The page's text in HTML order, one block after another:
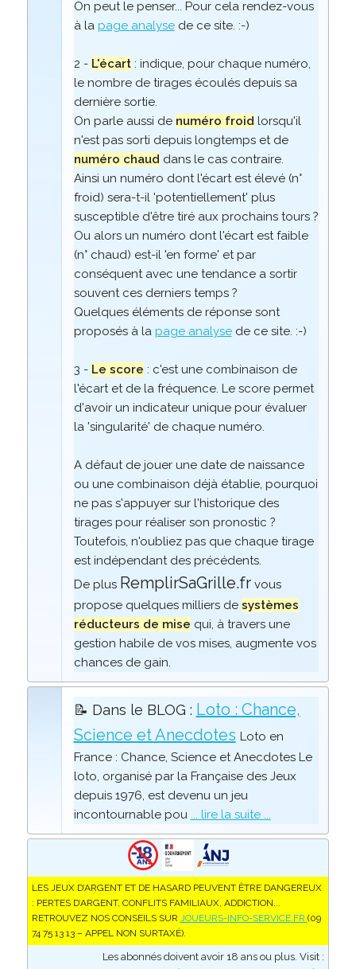
On peut le penser... Pour cela rendez-vous
à la page analysede ce site. :-)
2 - L'écart: indique, pour chaque numéro,
le nombre de tirages écoulés depuis sa
dernière sortie.
On parle aussi de numéro froid lorsqu'il
n'est pas sorti depuis longtemps et de
numéro chaud dans le cas contraire.
Ainsi un numéro dont l'écart est élevé (n°
froid) sera-t-il 'potentiellement' plus
susceptible d'être tiré aux prochains tours ?
Ou alors un numéro dont l'écart est faible
(n° chaud) est-il 'en forme' et par
conséquent avec une tendance a sortir
souvent ces derniers temps ?
Quelques éléments de réponse sont
proposés à la page analysede ce site. :-)
3 - Le score : c'est une combinaison de
l'écart et de la fréquence. Le score permet
d'avoir un indicateur unique pour évaluer
la 'singularité' de chaque numéro.
A défaut de jouer une date de naissance
ou une combinaison déjà établie, pourquoi
ne pas s'appuyer sur l'historique des
tirages pour réaliser son pronostic ?
Toutefois, n'oubliez pas que chaque tirage
est indépendant des précédents.
De plus RemplirSaGrille.frvous
propose quelques milliers de systèmes
réducteurs de mise qui, à travers une
gestion habile de vos mises, augmente vos
chances de gain.
📝 Dans le BLOG : Loto : Chance,
Science et Anecdotes Loto en
France : Chance, Science et Anecdotes Le
loto, organisé par la Française des Jeux
depuis 1976, est devenu un jeu
incontournable pou ... lire la suite ...
LES JEUX D’ARGENT ET DE HASARD PEUVENT ÊTRE DANGEREUX
: PERTES D’ARGENT, CONFLITS FAMILIAUX, ADDICTION...
RETROUVEZ NOS CONSEILS SUR JOUEURS-INFO-SERVICE.FR (09
74 75 13 13 – APPEL NON SURTAXÉ).
Les abonnés doivent avoir 18 ans ou plus. Visit :